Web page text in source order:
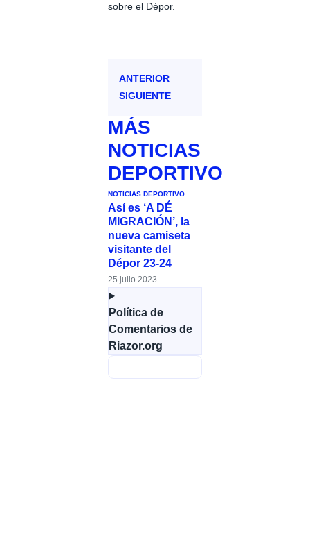
sobre el Dépor.
ANTERIOR
SIGUIENTE
MÁS
NOTICIAS
DEPORTIVO
NOTICIAS DEPORTIVO
Así es ‘A DÉ
MIGRACIÓN’, la
nueva camiseta
visitante del
Dépor 23-24
25 julio 2023
Política de
Comentarios de
Riazor.org